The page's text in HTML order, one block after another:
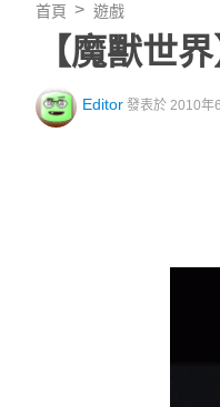
首頁 遊戲
【魔獸世
Editor 發表於 2010年